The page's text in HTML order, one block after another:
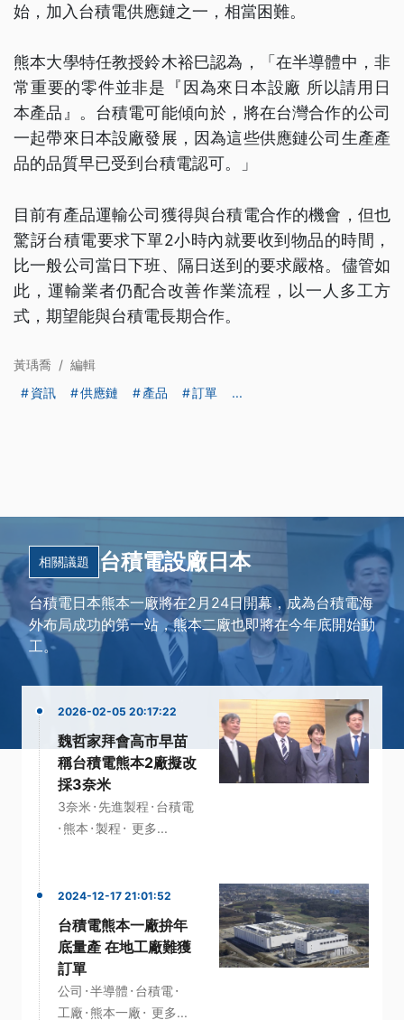
始，加入台積電供應鏈之一，相當困難。
熊本大學特任教授鈴木裕巳認為，「在半導體中，非
常重要的零件並非是『因為來日本設廠 所以請用日
本產品』。台積電可能傾向於，將在台灣合作的公司
一起帶來日本設廠發展，因為這些供應鏈公司生產產
品的品質早已受到台積電認可。」
目前有產品運輸公司獲得與台積電合作的機會，但也
驚訝台積電要求下單2小時內就要收到物品的時間，
比一般公司當日下班、隔日送到的要求嚴格。儘管如
此，運輸業者仍配合改善作業流程，以一人多工方
式，期望能與台積電長期合作。
黃瑀喬 / 編輯
資訊
供應鏈 產品 訂單 ...
相關議題 台積電設廠日本
台積電日本熊本一廠將在2月24日開幕，成為台積電海
外布局成功的第一站，熊本二廠也即將在今年底開始動
工。
2026-02-05 20:17:22
魏哲家拜會高市早苗
稱台積電熊本2廠擬改
採3奈米
3奈米 · 先進製程 · 台積電
·熊本 ·製程 · 更多...
2024-12-17 21:01:52
台積電熊本一廠拚年
底量產 在地工廠難獲
訂單
公司 ·半導體 · 台積電·
工廠 ·熊本一廠 · 更多...